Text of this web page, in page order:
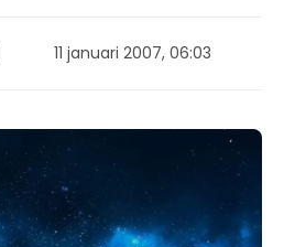
11 januari 2007, 06:03